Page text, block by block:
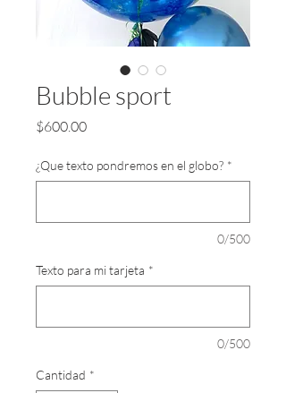
Bubble sport
$600.00Precio
¿Que texto pondremos en el globo? *
0/500
Texto para mi tarjeta *
0/500
Cantidad *
InnoTech Apps
Your 14 days trial has
The trial's over, but the show must go
on! 🎬 Upgrade now to keep your web
masterpiece in the spotlight.